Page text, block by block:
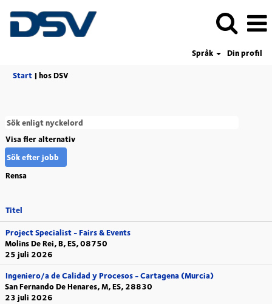
Språk
Din profil
Start | hos DSV(aktuell
Visa fler alternativ
Rensa
Titel
Project Specialist - Fairs & Events
Molins De Rei, B, ES, 08750
25 juli 2026
Ingeniero/a de Calidad y Procesos - Cartagena (Murcia)
San Fernando De Henares, M, ES, 28830
23 juli 2026